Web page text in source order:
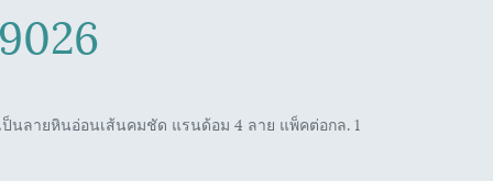
ป็นลายหินอ่อนเส้นคมชัด แรนด้อม 4 ลาย แพ็คต่อกล. 1